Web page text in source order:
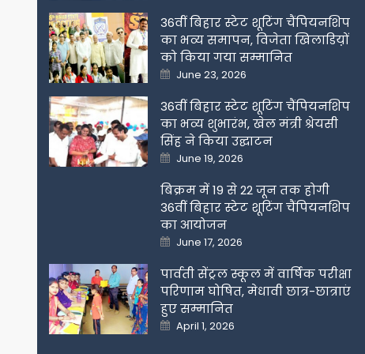
36वीं बिहार स्टेट शूटिंग चैंपियनशिप
का भव्य समापन, विजेता खिलाडिय़ों
को किया गया सम्मानित
Posted
on
June 23, 2026
36वीं बिहार स्टेट शूटिंग चैंपियनशिप
का भव्य शुभारंभ, खेल मंत्री श्रेयसी
सिंह ने किया उद्घाटन
Posted
on
June 19, 2026
बिक्रम में 19 से 22 जून तक होगी
36वीं बिहार स्टेट शूटिंग चैंपियनशिप
का आयोजन
Posted
on
June 17, 2026
पार्वती सेंट्रल स्कूल में वार्षिक परीक्षा
परिणाम घोषित, मेधावी छात्र-छात्राएं
हुए सम्मानित
Posted
on
April 1, 2026